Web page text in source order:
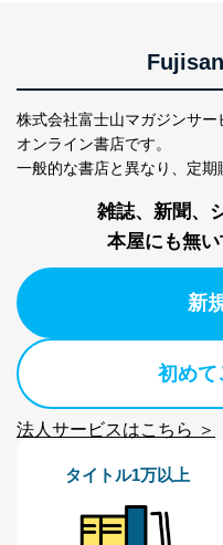
株式会社富士山マガジンサー
オンライン書店です。
一般的な書店と異なり、 定期
雑誌、新聞、
本屋にも無い
新
初めて
法人サービスはこちら ＞
タイトル1万以上